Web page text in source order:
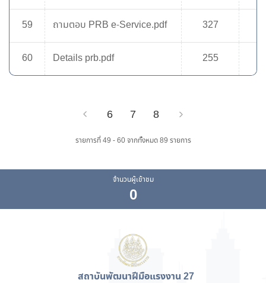
59 ถามตอบ PRB e-Service.pdf 327
60 Details prb.pdf 255
6 7 8
รายการที่ 49 - 60 จากทั้งหมด 89 รายการ
จำนวนผู้เข้าชม
0
สถาบันพัฒนาฝีมือแรงงาน 27